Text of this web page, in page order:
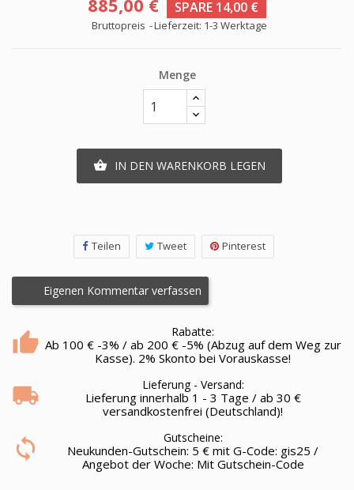
SPARE 14,00 €
Bruttopreis Lieferzeit: 1-3 Werktage
Menge
 IN DEN WARENKORB LEGEN
Teilen Tweet Pinterest
Eigenen Kommentar verfassen
Rabatte:
Ab 100 € -3% / ab 200 € -5% (Abzug auf dem Weg zur
Kasse). 2% Skonto bei Vorauskasse!
Lieferung - Versand:
Lieferung innerhalb 1 - 3 Tage / ab 30 €
versandkostenfrei (Deutschland)!
Gutscheine:
Neukunden-Gutschein: 5 € mit G-Code: gis25 /
Angebot der Woche: Mit Gutschein-Code